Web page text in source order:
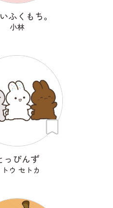
ふくもち。
小林
っぴんず
トウ セトカ